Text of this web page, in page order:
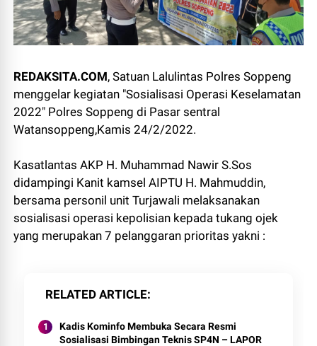
REDAKSITA.COM, Satuan Lalulintas Polres Soppeng
menggelar kegiatan "Sosialisasi Operasi Keselamatan
2022" Polres Soppeng di Pasar sentral
Watansoppeng,Kamis 24/2/2022.
Kasatlantas AKP H. Muhammad Nawir S.Sos
didampingi Kanit kamsel AIPTU H. Mahmuddin,
bersama personil unit Turjawali melaksanakan
sosialisasi operasi kepolisian kepada tukang ojek
yang merupakan 7 pelanggaran prioritas yakni :
RELATED ARTICLE
Kadis Kominfo Membuka Secara Resmi
Sosialisasi Bimbingan Teknis SP4N – LAPOR